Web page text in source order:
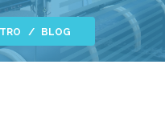
BLOG